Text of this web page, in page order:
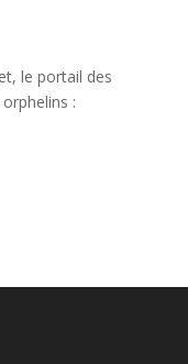
le portail des
: